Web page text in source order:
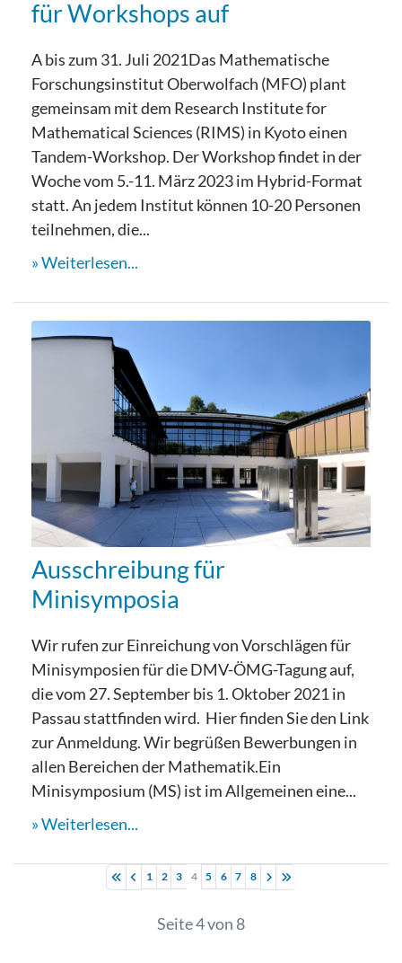
für Workshops auf
A bis zum 31. Juli 2021Das Mathematische
Forschungsinstitut Oberwolfach (MFO) plant
gemeinsam mit dem Research Institute for
Mathematical Sciences (RIMS) in Kyoto einen
Tandem-Workshop. Der Workshop findet in der
Woche vom 5.-11. März 2023 im Hybrid-Format
statt. An jedem Institut können 10-20 Personen
teilnehmen, die...
Weiterlesen...
Ausschreibung für
Minisymposia
Wir rufen zur Einreichung von Vorschlägen für
Minisymposien für die DMV-ÖMG-Tagung auf,
die vom 27. September bis 1. Oktober 2021 in
Passau stattfinden wird. Hier finden Sie den Link
zur Anmeldung. Wir begrüßen Bewerbungen in
allen Bereichen der Mathematik.Ein
Minisymposium (MS) ist im Allgemeinen eine...
Weiterlesen...
1 2 3 4 5 6 7 8
Seite 4 von 8